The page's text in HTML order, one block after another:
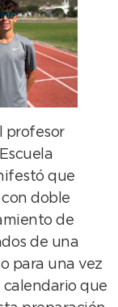
profesor
que
doble
de
de una
para una vez
que